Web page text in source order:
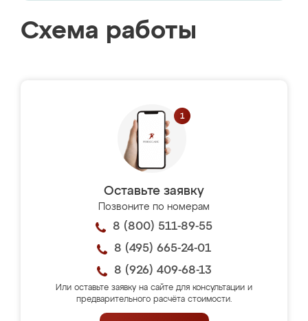
Схема работы
Оставьте заявку
Позвоните по номерам
8 (800) 511-89-55
8 (495) 665-24-01
8 (926) 409-68-13
Или оставьте заявку на сайте для консультации и
предварительного расчёта стоимости.